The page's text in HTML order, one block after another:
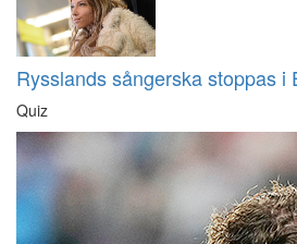
Rysslands sångerska stoppas i
Quiz